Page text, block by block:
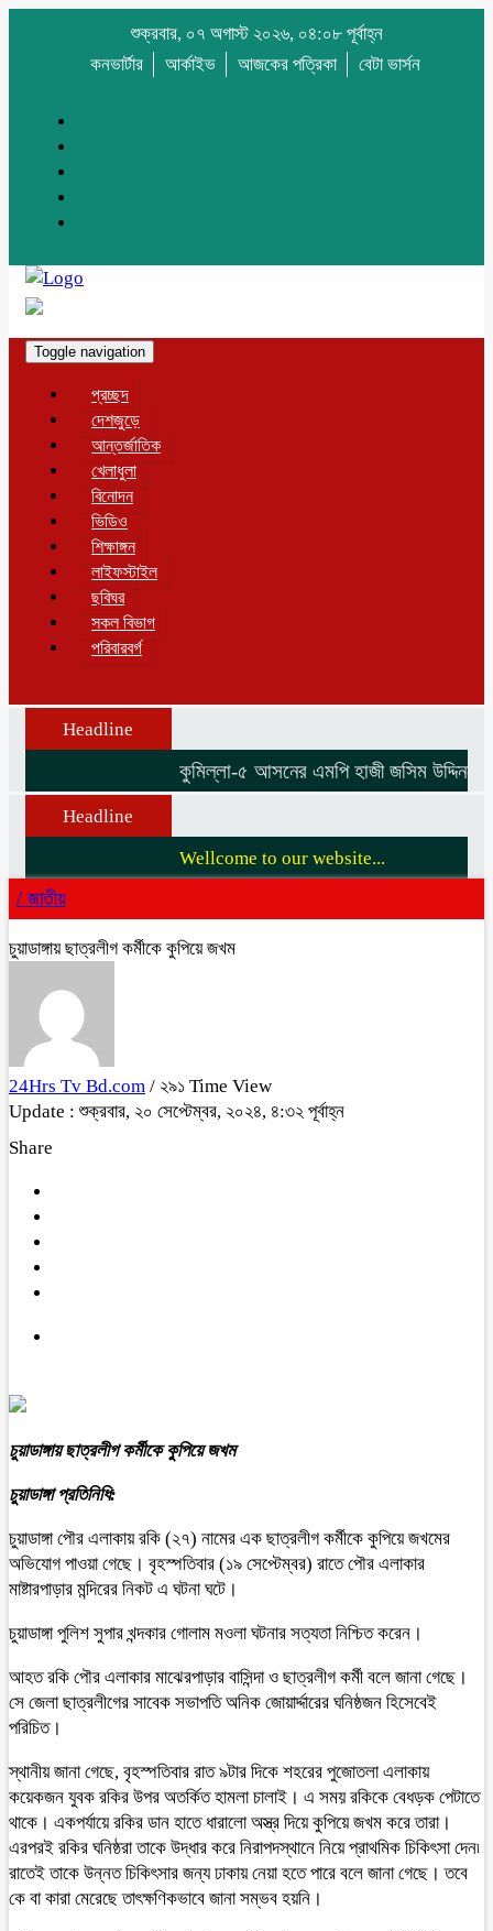
শুক্রবার, ০৭ অগাস্ট ২০২৬, ০৪:০৮ পূর্বাহ্ন
কনভার্টার
আর্কাইভ আজকের পত্রিকা বেটা ভার্সন
Toggle navigation
প্রচ্ছদ
দেশজুড়ে
আন্তর্জাতিক
খেলাধুলা
বিনোদন
ভিডিও
শিক্ষাঙ্গন
লাইফস্টাইল
ছবিঘর
সকল বিভাগ
পরিবারবর্গ
Headline
কুমিল্লা-৫ আসনের এমপি হাজী জসিম উদ্দিনকে
Headline
Wellcome to our website...
/ জাতীয়
চুয়াডাঙ্গায় ছাত্রলীগ কর্মীকে কুপিয়ে জখম
24Hrs Tv Bd.com / ২৯১ Time View
Update : শুক্রবার, ২০ সেপ্টেম্বর, ২০২৪, ৪:৩২ পূর্বাহ্ন
Share
চুয়াডাঙ্গায় ছাত্রলীগ কর্মীকে কুপিয়ে জখম
চুয়াডাঙ্গা প্রতিনিধি:
চুয়াডাঙ্গা পৌর এলাকায় রকি (২৭) নামের এক ছাত্রলীগ কর্মীকে কুপিয়ে জখমের
অভিযোগ পাওয়া গেছে। বৃহস্পতিবার (১৯ সেপ্টেম্বর) রাতে পৌর এলাকার
মাষ্টারপাড়ার মন্দিরের নিকট এ ঘটনা ঘটে।
চুয়াডাঙ্গা পুলিশ সুপার খন্দকার গোলাম মওলা ঘটনার সত্যতা নিশ্চিত করেন।
আহত রকি পৌর এলাকার মাঝেরপাড়ার বাসিন্দা ও ছাত্রলীগ কর্মী বলে জানা গেছে।
সে জেলা ছাত্রলীগের সাবেক সভাপতি অনিক জোয়ার্দ্দারের ঘনিষ্ঠজন হিসেবেই
পরিচিত।
স্থানীয় জানা গেছে, বৃহস্পতিবার রাত ৯টার দিকে শহরের পুজোতলা এলাকায়
কয়েকজন যুবক রকির উপর অতর্কিত হামলা চালাই। এ সময় রকিকে বেধড়ক পেটাতে
থাকে। একপর্যায়ে রকির ডান হাতে ধারালো অস্ত্র দিয়ে কুপিয়ে জখম করে তারা।
এরপরই রকির ঘনিষ্ঠরা তাকে উদ্ধার করে নিরাপদস্থানে নিয়ে প্রাথমিক চিকিৎসা দেন৷
রাতেই তাকে উন্নত চিকিৎসার জন্য ঢাকায় নেয়া হতে পারে বলে জানা গেছে। তবে
কে বা কারা মেরেছে তাৎক্ষণিকভাবে জানা সম্ভব হয়নি।